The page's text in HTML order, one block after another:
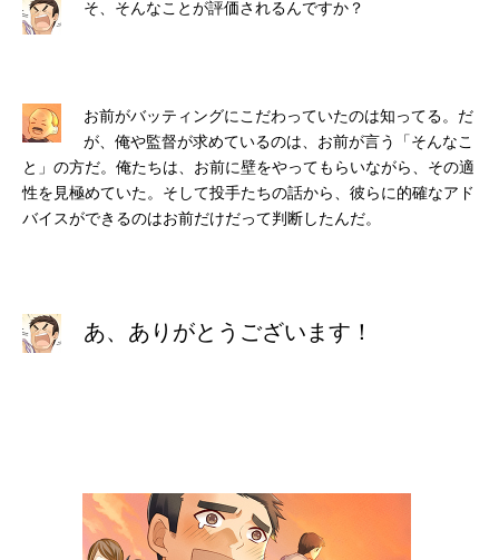
そ、そんなことが評価されるんですか？
お前がバッティングにこだわっていたのは知ってる。だ
が、俺や監督が求めているのは、お前が言う「そんなこ
と」の方だ。俺たちは、お前に壁をやってもらいながら、その適
性を見極めていた。そして投手たちの話から、彼らに的確なアド
バイスができるのはお前だけだって判断したんだ。
あ、ありがとうございます！